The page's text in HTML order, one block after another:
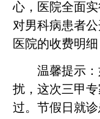
心，医院全面
对男科病患者
医院的收费明
温馨提示：
扰，这次三甲
过。节假日就